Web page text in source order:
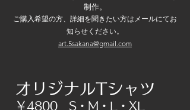
制作。
ご購入希望の方、詳細を聞きたい方はメールにてお
知らせください。
art.5sakana@gmail.com
オリジナルTシャツ
￥4800 S・M・L・XL